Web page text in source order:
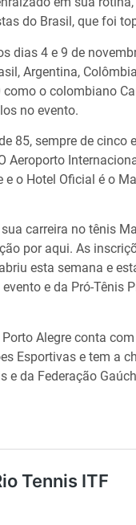
do Brasil, que foi
dias 4 e 9 de
Argentina,
o colombiano
no evento.
85, sempre de cinco
Aeroporto
o Hotel Oficial é o
carreira no tênis
por aqui. As
esta semana e
e da Pró-Tênis
Alegre conta
Esportivas e tem a
e da Federação